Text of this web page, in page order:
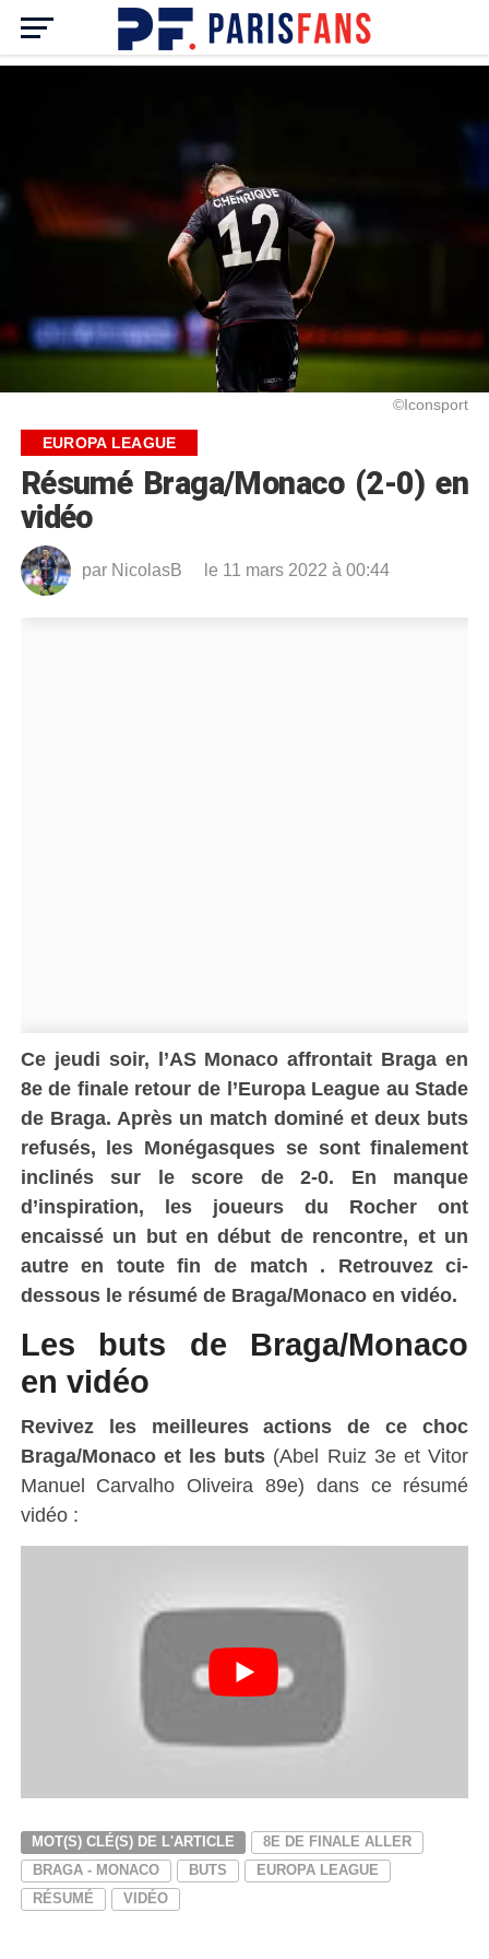
©Iconsport
EUROPA LEAGUE
Résumé Braga/Monaco (2-0) en
vidéo
par NicolasB le 11 mars 2022 à 00:44
Ce jeudi soir, l’AS Monaco affrontait Braga en
8e de finale retour de l’Europa League au Stade
de Braga. Après un match dominé et deux buts
refusés, les Monégasques se sont finalement
inclinés sur le score de 2-0. En manque
d’inspiration, les joueurs du Rocher ont
encaissé un but en début de rencontre, et un
autre en toute fin de match . Retrouvez ci-
dessous le résumé de Braga/Monaco en vidéo.
Les buts de Braga/Monaco
en vidéo
Revivez les meilleures actions de ce choc
Braga/Monaco et les buts (Abel Ruiz 3e et Vitor
Manuel Carvalho Oliveira 89e) dans ce résumé
vidéo :
MOT(S) CLÉ(S) DE L'ARTICLE
8E DE FINALE ALLER
BRAGA - MONACO
BUTS
EUROPA LEAGUE
RÉSUMÉ
VIDÉO